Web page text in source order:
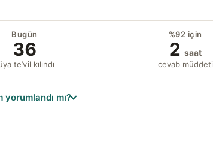
Bugün
36
te’vîl kılındı
%92 için
2 saat
cevab müddeti
yorumlandı mı?